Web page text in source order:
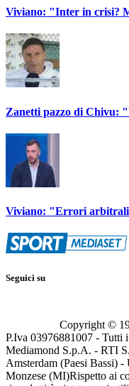
Viviano: "Inter in crisi?
Zanetti pazzo di Chivu:
Viviano: "Errori arbitrali
Seguici su
Copyright ©
P.Iva 03976881007 - Tutti
Mediamond S.p.A. - RTI
Amsterdam (Paesi Bassi)
Monzese (MI)Rispetto ai